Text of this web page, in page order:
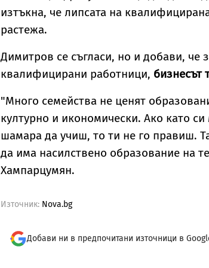
изтъкна, че липсата на
растежа.
Димитров се съгласи, но и добави, че
квалифицирани работници, бизнесът
"Много семейства не ценят
културно и икономически. Ако като
шамара да учиш, то ти не го правиш.
да има насилствено образование на
Хампарцумян.
Източник: Nova.bg
Добави ни в предпочитани източници в